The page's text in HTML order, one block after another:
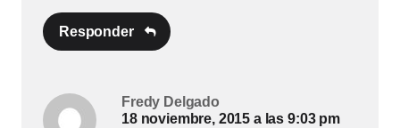
Responder
Fredy Delgado
18 noviembre, 2015 a las 9:03 pm